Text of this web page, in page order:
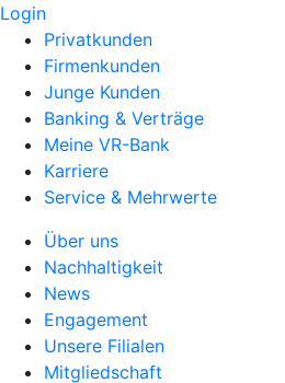
Login
Privatkunden
Firmenkunden
Junge Kunden
Banking & Verträge
Meine VR-Bank
Karriere
Service & Mehrwerte
Über uns
Nachhaltigkeit
News
Engagement
Unsere Filialen
Mitgliedschaft